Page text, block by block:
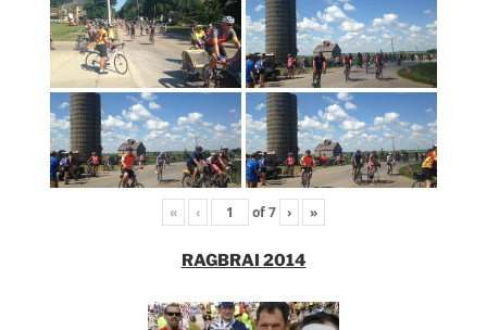
« ‹ of7 › »
RAGBRAI 2014